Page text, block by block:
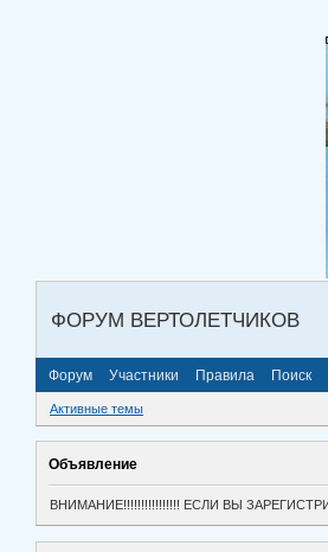
ФОРУМ ВЕРТОЛЕТЧИКОВ
Форум Участники Правила Поиск
Активные темы
Объявление
ВНИМАНИЕ!!!!!!!!!!!!!!!! ЕСЛИ ВЫ